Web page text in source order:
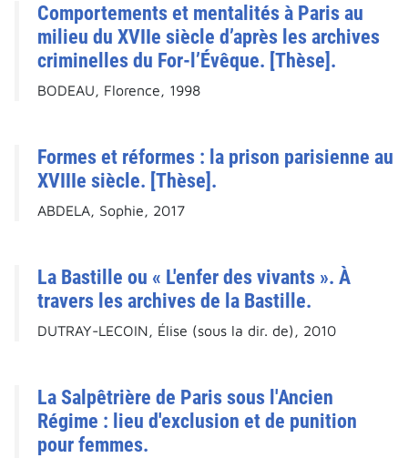
Comportements et mentalités à Paris au
milieu du XVIIe siècle d’après les archives
criminelles du For-l’Évêque. [Thèse].
BODEAU, Florence, 1998
Formes et réformes : la prison parisienne au
XVIIIe siècle. [Thèse].
ABDELA, Sophie, 2017
La Bastille ou « L'enfer des vivants ». À
travers les archives de la Bastille.
DUTRAY-LECOIN, Élise (sous la dir. de), 2010
La Salpêtrière de Paris sous l'Ancien
Régime : lieu d'exclusion et de punition
pour femmes.